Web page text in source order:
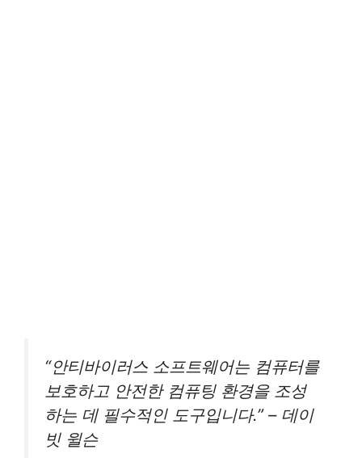
“안티바이러스 소프트웨어는 컴퓨터를
보호하고 안전한 컴퓨팅 환경을 조성
하는 데 필수적인 도구입니다.” – 데이
빗 윌슨